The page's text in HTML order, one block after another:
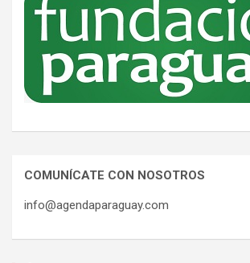
COMUNÍCATE CON NOSOTROS
info@agendaparaguay.com